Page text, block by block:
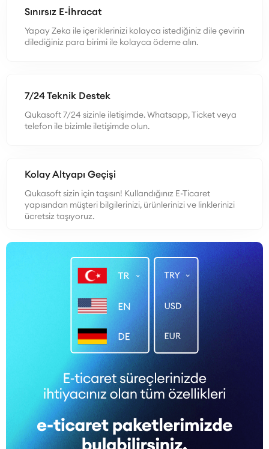
Sınırsız E-İhracat
Yapay Zeka ile içeriklerinizi kolayca istediğiniz dile çevirin
dilediğiniz para birimi ile kolayca ödeme alın.
7/24 Teknik Destek
Qukasoft 7/24 sizinle iletişimde. Whatsapp, Ticket veya
telefon ile bizimle iletişimde olun.
Kolay Altyapı Geçişi
Qukasoft sizin için taşısın! Kullandığınız E-Ticaret
yapısından müşteri bilgilerinizi, ürünlerinizi ve linklerinizi
ücretsiz taşıyoruz.